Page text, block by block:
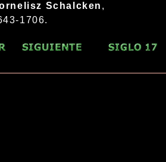
Schalcken ,
1706.